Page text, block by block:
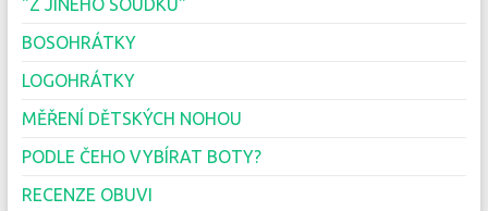
"Z JINÉHO SOUDKU"
BOSOHRÁTKY
LOGOHRÁTKY
MĚŘENÍ DĚTSKÝCH NOHOU
PODLE ČEHO VYBÍRAT BOTY?
RECENZE OBUVI